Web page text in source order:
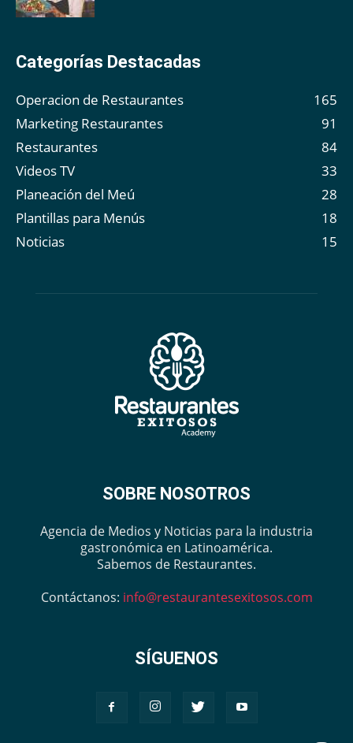
Categorías Destacadas
Operacion de Restaurantes
165
Marketing Restaurantes
91
Restaurantes
84
Videos TV
33
Planeación del Meú
28
Plantillas para Menús
18
Noticias
15
SOBRE NOSOTROS
Agencia de Medios y Noticias para la industria
gastronómica en Latinoamérica.
Sabemos de Restaurantes.
Contáctanos: info@restaurantesexitosos.com
SÍGUENOS